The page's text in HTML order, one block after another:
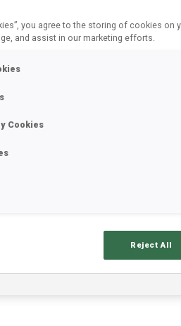
you agree to the storing of cookies on
and assist in our marketing efforts.
Cookies
Reject All